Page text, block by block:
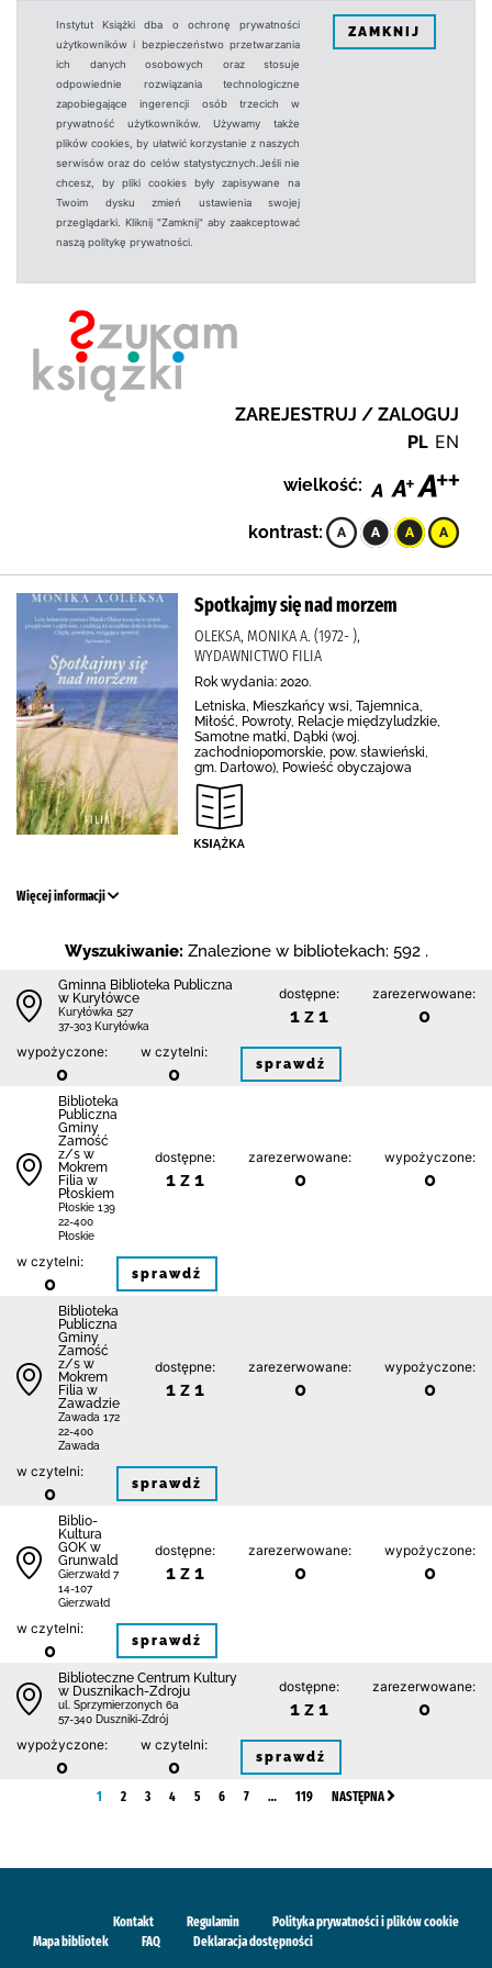
Instytut Książki dba o ochronę prywatności
użytkowników i bezpieczeństwo przetwarzania
ich danych osobowych oraz stosuje
odpowiednie rozwiązania technologiczne
zapobiegające ingerencji osób trzecich w
prywatność użytkowników. Używamy także
plików cookies, by ułatwić korzystanie z naszych
serwisów oraz do celów statystycznych.Jeśli nie
chcesz, by pliki cookies były zapisywane na
Twoim dysku zmień ustawienia swojej
przeglądarki. Kliknij "Zamknij" aby zaakceptować
naszą politykę prywatności.
ZAMKNIJ
ZAREJESTRUJ / ZALOGUJ
PL EN
wielkość:
kontrast:
Spotkajmy się nad morzem
OLEKSA, MONIKA A. (1972- ),
WYDAWNICTWO FILIA
Rok wydania: 2020.
Letniska, Mieszkańcy wsi, Tajemnica,
Miłość, Powroty, Relacje międzyludzkie,
Samotne matki, Dąbki (woj.
zachodniopomorskie, pow. sławieński,
gm. Darłowo), Powieść obyczajowa
Więcej informacji
Wyszukiwanie: Znalezione w bibliotekach: 592 .
Gminna Biblioteka Publiczna
w Kuryłówce
Kuryłówka 527
37-303 Kuryłówka
dostępne:
1 z 1
zarezerwowane:
0
wypożyczone:
0
w czytelni:
0 sprawdź
Biblio­teka
Publiczna
Gminy
Zamość
z/s w
Mokrem
Filia w
Płoskiem
Płoskie 139
22-400
Płoskie
dostępne:
1 z 1
zarezerwowane:
0
wypożyczone:
0
w czytelni:
0 sprawdź
Biblio­teka
Publiczna
Gminy
Zamość
z/s w
Mokrem
Filia w
Zawadzie
Zawada 172
22-400
Zawada
dostępne:
1 z 1
zarezerwowane:
0
wypożyczone:
0
w czytelni:
0 sprawdź
Biblio-
Kultura
GOK w
Grunwald
Gierzwałd 7
14-107
Gierzwałd
dostępne:
1 z 1
zarezerwowane:
0
wypożyczone:
0
w czytelni:
0 sprawdź
Biblioteczne Centrum Kultury
w Dusznikach-Zdroju
ul. Sprzymierzonych 6a
57-340 Duszniki-Zdrój
dostępne:
1 z 1
zarezerwowane:
0
wypożyczone:
0
w czytelni:
0 sprawdź
1 2 3 4 5 6 7 … 119 NASTĘPNA
Kontakt Regulamin
Polityka prywatności i plików cookie
Mapa bibliotek
FAQ Deklaracja dostępności